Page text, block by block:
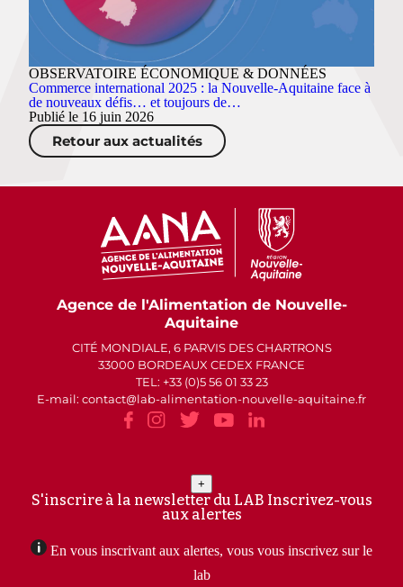
OBSERVATOIRE ÉCONOMIQUE & DONNÉES
Commerce international 2025 : la Nouvelle-Aquitaine face à
de nouveaux défis… et toujours de…
Publié le 16 juin 2026
Retour aux actualités
Agence de l'Alimentation de Nouvelle-
Aquitaine
CITÉ MONDIALE, 6 PARVIS DES CHARTRONS
33000 BORDEAUX CEDEX FRANCE
TEL: +33 (0)5 56 01 33 23
E-mail: contact
lab-alimentation-nouvelle-aquitaine.fr
+
S'inscrire à la newsletter du LAB Inscrivez-vous
aux alertes
En vous inscrivant aux alertes, vous vous inscrivez sur le
lab